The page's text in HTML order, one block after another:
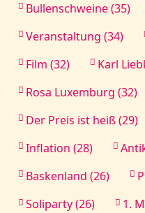
Bullenschweine (35)
Veranstaltung (34)
Film (32)
Karl
Rosa Luxemburg (32)
Der Preis ist heiß (29)
Inflation (28)
Baskenland (26)
Soliparty (26)
1.